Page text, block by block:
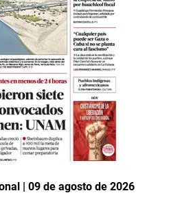
| 09 de agosto de 2026